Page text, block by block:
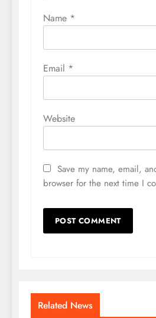
Name *
Email *
Website
Save my name, email,
browser for the next time I
Related News